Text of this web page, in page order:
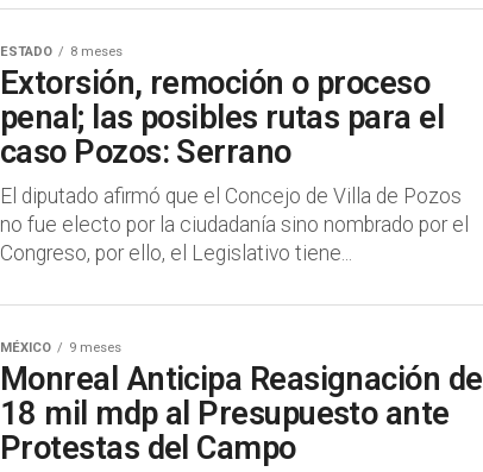
ESTADO 8 meses
Extorsión, remoción o proceso
penal; las posibles rutas para el
caso Pozos: Serrano
El diputado afirmó que el Concejo de Villa de Pozos
no fue electo por la ciudadanía sino nombrado por el
Congreso, por ello, el Legislativo tiene...
MÉXICO 9 meses
​Monreal Anticipa Reasignación de
18 mil mdp al Presupuesto ante
Protestas del Campo